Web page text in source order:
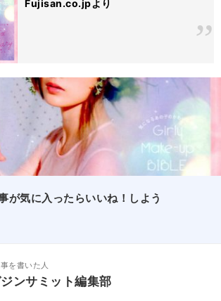
Fujisan.co.jpより
が気に入ったらいいね！しよう
を書いた人
ンサミット編集部